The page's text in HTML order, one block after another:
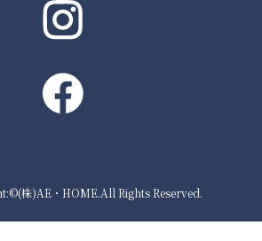
株)AE・HOME.All Rights Reserved.